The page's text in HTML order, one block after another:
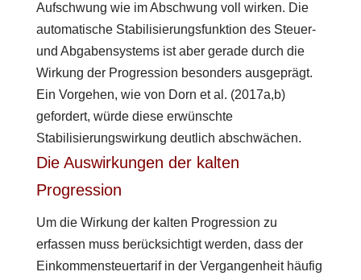
Aufschwung wie im Abschwung voll wirken. Die
automatische Stabilisierungsfunktion des Steuer-
und Abgabensystems ist aber gerade durch die
Wirkung der Progression besonders ausgeprägt.
Ein Vorgehen, wie von Dorn et al. (2017a,b)
gefordert, würde diese erwünschte
Stabilisierungswirkung deutlich abschwächen.
Die Auswirkungen der kalten
Progression
Um die Wirkung der kalten Progression zu
erfassen muss berücksichtigt werden, dass der
Einkommensteuertarif in der Vergangenheit häufig